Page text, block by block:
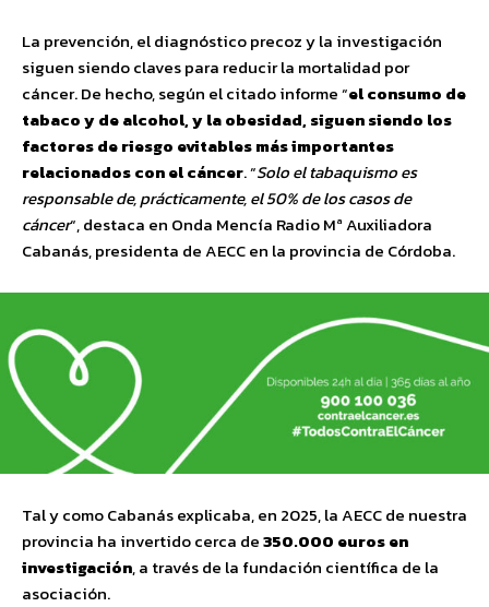
La prevención, el diagnóstico precoz y la investigación
siguen siendo claves para reducir la mortalidad por
cáncer. De hecho, según el citado informe “el consumo de
tabaco y de alcohol, y la obesidad, siguen siendo los
factores de riesgo evitables más importantes
relacionados con el cáncer. “Solo el tabaquismo es
responsable de, prácticamente, el 50% de los casos de
cáncer“, destaca en Onda Mencía Radio Mª Auxiliadora
Cabanás, presidenta de AECC en la provincia de Córdoba.
Tal y como Cabanás explicaba, en 2025, la AECC de nuestra
provincia ha invertido cerca de350.000 euros en
investigación, a través de la fundación científica de la
asociación.